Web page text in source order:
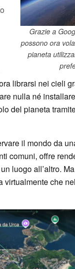
Grazie a
possono ora
pianeta
librarsi nei cieli
nulla né
del pianeta
il mondo da
comuni, offre
luogo all’altro. Ma
virtualmente che